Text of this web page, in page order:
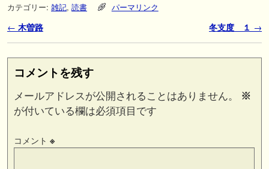
カテゴリー: 雑記, 読書 パーマリンク
投稿ナビゲーション
← 木曽路 冬支度 １ →
コメントを残す
メールアドレスが公開されることはありません。
※
が付いている欄は必須項目です
コメント ※